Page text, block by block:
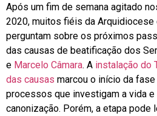
Após um fim de semana agitado
2020, muitos fiéis da
perguntam sobre os próximos
das causas de beatificação dos
e Marcelo Câmara. A instalação do
das causas marcou o início da
processos que investigam a vida
canonização. Porém, a etapa pode